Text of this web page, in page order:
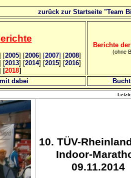
zurück zur Startseite "Team
erichte
[2005] [2006] [2007] [2008]
[2013] [2014] [2015] [2016]
[2018]
Berichte
(ohne
dabei
10. TÜV-
Indoor-
09.11.2014